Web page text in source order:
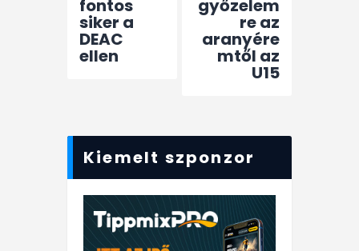
fontos
siker a
DEAC
ellen
győzelem
re az
aranyére
mtől az
U15
Kiemelt szponzor